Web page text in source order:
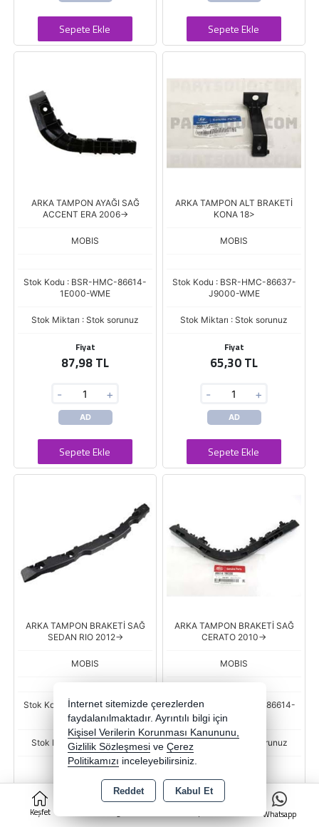
Keşfet
0
Whatsapp
Sepete Ekle Sepete Ekle
ARKA TAMPON AYAĞI SAĞ
ACCENT ERA 2006->
MOBIS
Stok Kodu : BSR-HMC-86614-
1E000-WME
Stok Miktarı : Stok sorunuz
Fiyat
87,98 TL
- +
AD
Sepete Ekle
ARKA TAMPON ALT BRAKETİ
KONA 18>
MOBIS
Stok Kodu : BSR-HMC-86637-
J9000-WME
Stok Miktarı : Stok sorunuz
Fiyat
65,30 TL
- +
AD
Sepete Ekle
ARKA TAMPON BRAKETİ SAĞ
SEDAN RIO 2012->
MOBIS
Stok Kodu : BSR-HMC-86614-
1W000-WME
Stok Miktarı : Stok sorunuz
Fiyat
244,91 TL
- +
ARKA TAMPON BRAKETİ SAĞ
CERATO 2010->
MOBIS
Stok Kodu : BSR-HMC-86614-
1M000-WME
Stok Miktarı : Stok sorunuz
263,85 TL
- +
İnternet sitemizde çerezlerden
faydalanılmaktadır. Ayrıntılı bilgi için
Kişisel Verilerin Korunması Kanununu,
Gizlilik Sözleşmesi ve Çerez
Politikamızı inceleyebilirsiniz.
Reddet Kabul Et